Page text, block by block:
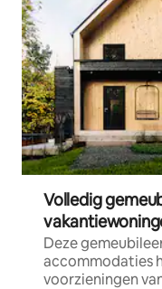
Volledig
Deze
accommodaties
voorzieningen